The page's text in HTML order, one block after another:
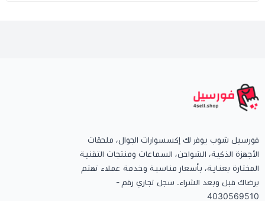
فورسيل شوب يوفر لك إكسسوارات الجوال، ملحقات
الأجهزة الذكية، الشواحن، السماعات ومنتجات التقنية
المختارة بعناية، بأسعار مناسبة وخدمة عملاء تهتم
برضاك قبل وبعد الشراء. سجل تجاري رقم -
4030569510